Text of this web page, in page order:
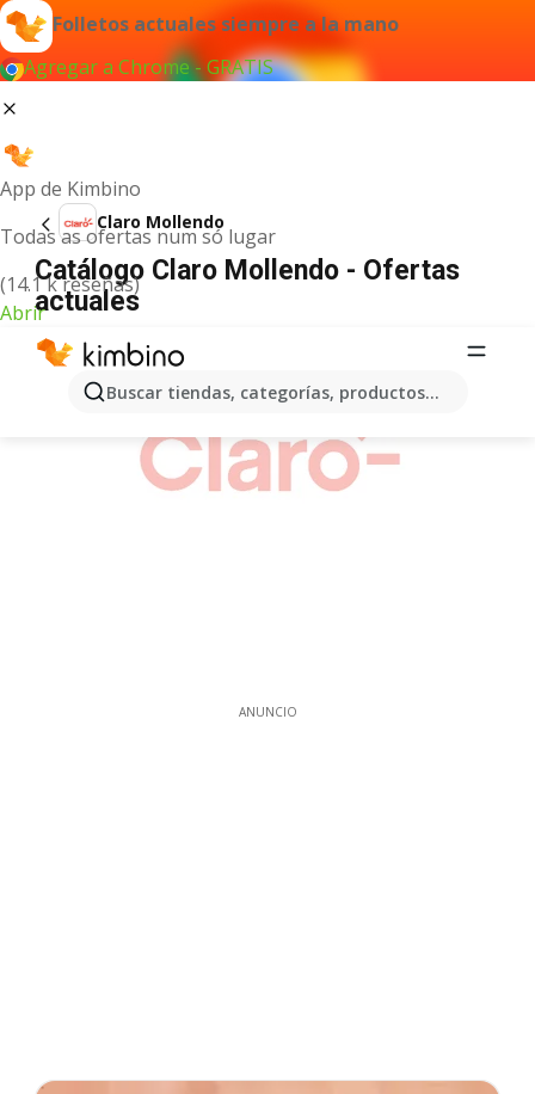
Folletos actuales siempre a la mano
Agregar a Chrome - GRATIS
App de Kimbino
Todas as ofertas num só lugar
(14.1 k reseñas)
Abrir
Buscar tiendas, categorías, productos...
Claro Mollendo
Catálogo Claro Mollendo - Ofertas
actuales
ANUNCIO